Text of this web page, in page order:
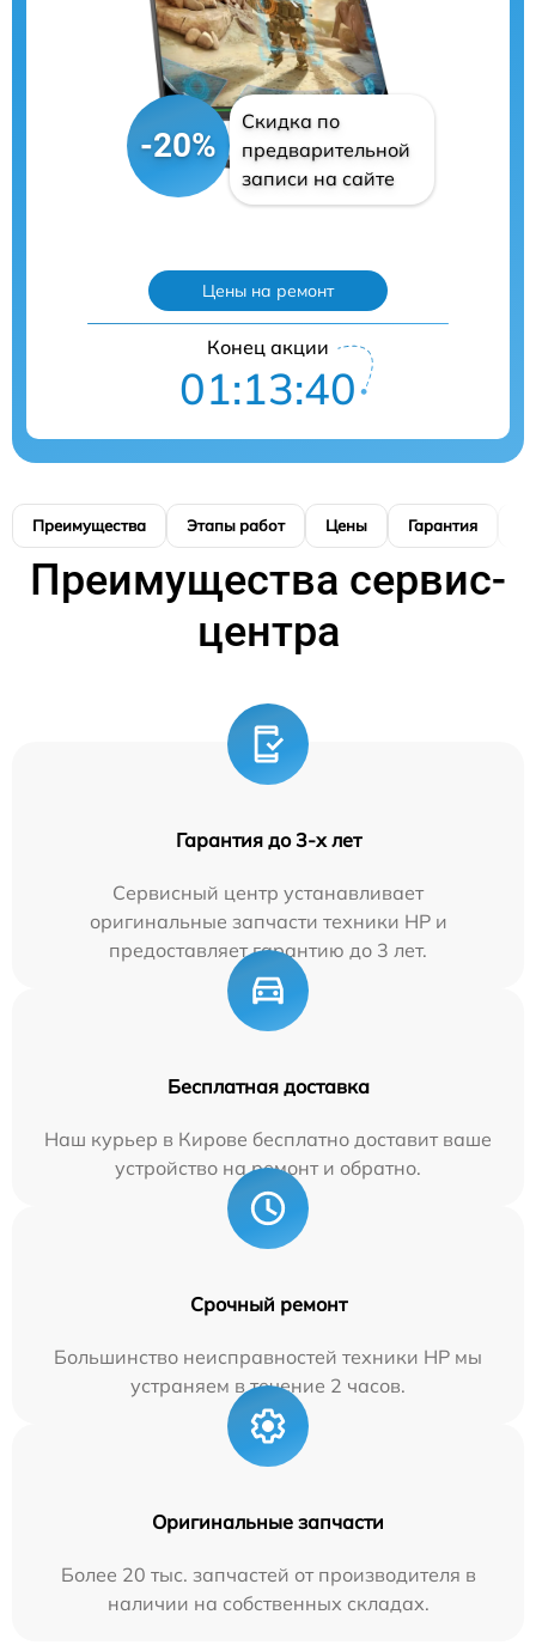
-20%
Скидка по
предварительной
записи на сайте
Цены на ремонт
Конец акции
01:13:40
Преимущества Этапы работ Цены Гарантия
Преимущества сервис-
центра
Гарантия до 3-х лет
Сервисный центр устанавливает
оригинальные запчасти техники HP и
предоставляет гарантию до 3 лет.
Бесплатная доставка
Наш курьер в Кирове бесплатно доставит ваше
устройство на ремонт и обратно.
Срочный ремонт
Большинство неисправностей техники HP мы
устраняем в течение 2 часов.
Оригинальные запчасти
Более 20 тыс. запчастей от производителя в
наличии на собственных складах.